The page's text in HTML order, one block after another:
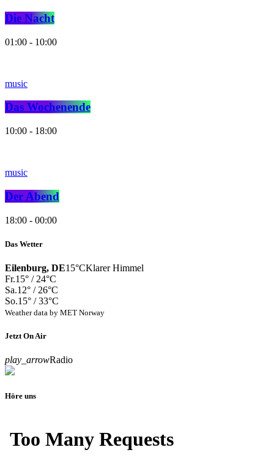
Die Nacht
01:00 - 10:00
music
Das Wochenende
10:00 - 18:00
music
Der Abend
18:00 - 00:00
Das Wetter
Eilenburg, DE15°CKlarer Himmel
Fr.15° / 24°C
Sa.12° / 26°C
So.15° / 33°C
Weather data by MET Norway
Jetzt On Air
play_arrowRadio
Höre uns